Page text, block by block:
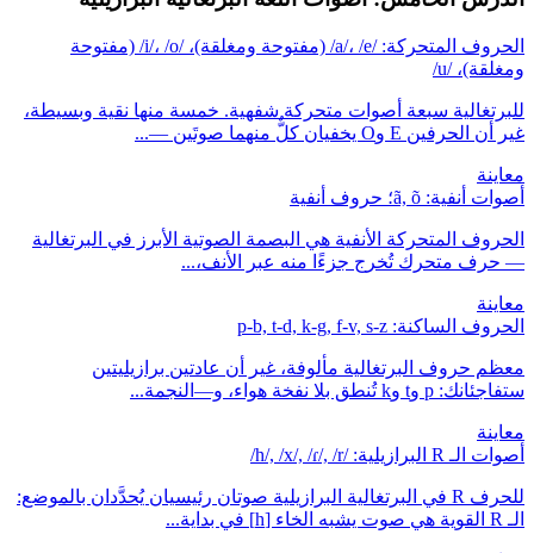
الحروف المتحركة: /a/، /e/ (مفتوحة ومغلقة)، /i/، /o/ (مفتوحة
ومغلقة)، /u/
للبرتغالية سبعة أصوات متحركة شفهية. خمسة منها نقية وبسيطة،
غير أن الحرفين E وO يخفيان كلٌّ منهما صوتَين —...
معاينة
أصوات أنفية: ã, õ؛ حروف أنفية
الحروف المتحركة الأنفية هي البصمة الصوتية الأبرز في البرتغالية
— حرف متحرك تُخرج جزءًا منه عبر الأنف،...
معاينة
الحروف الساكنة: p-b, t-d, k-g, f-v, s-z
معظم حروف البرتغالية مألوفة، غير أن عادتين برازيليتين
ستفاجئانك: p وt وk تُنطق بلا نفخة هواء، و—النجمة...
معاينة
أصوات الـ R البرازيلية: /h/, /x/, /ɾ/, /r/
للحرف R في البرتغالية البرازيلية صوتان رئيسيان يُحدَّدان بالموضع:
الـ R القوية هي صوت يشبه الخاء [h] في بداية...